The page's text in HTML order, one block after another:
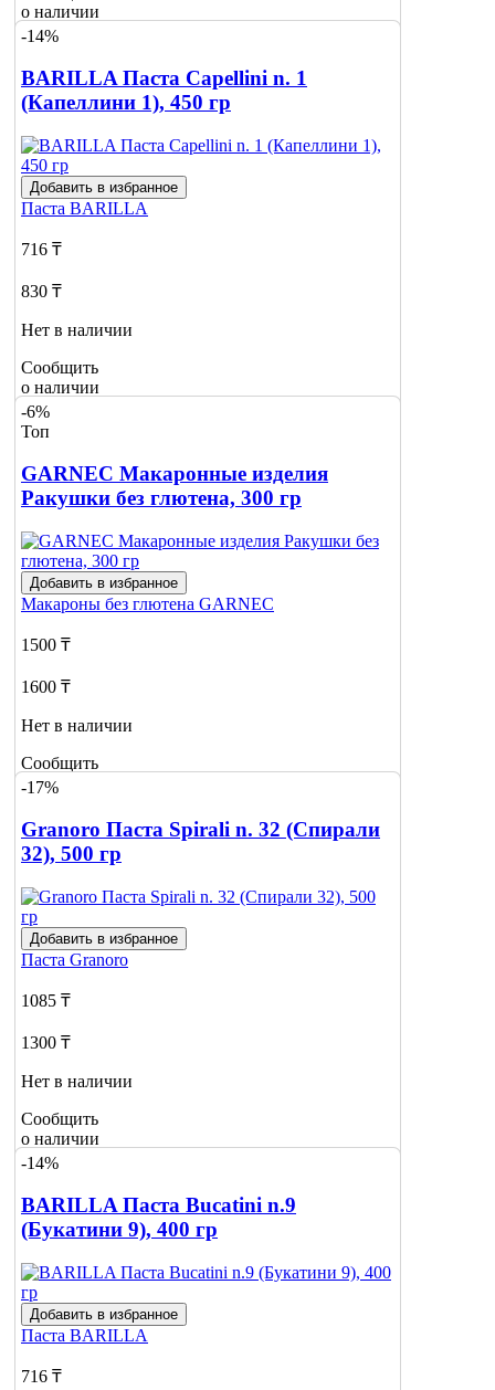
о наличии
-14%
BARILLA Паста Capellini n. 1
(Капеллини 1), 450 гр
Добавить в избранное
Паста BARILLA
716 ₸
830 ₸
Нет в наличии
Сообщить
о наличии
-6%
Топ
GARNEC Макаронные изделия
Ракушки без глютена, 300 гр
Добавить в избранное
Макароны без глютена GARNEC
1500 ₸
1600 ₸
Нет в наличии
Сообщить
о наличии
-17%
Granoro Паста Spirali n. 32 (Спирали
32), 500 гр
Добавить в избранное
Паста Granoro
1085 ₸
1300 ₸
Нет в наличии
Сообщить
о наличии
-14%
BARILLA Паста Bucatini n.9
(Букатини 9), 400 гр
Добавить в избранное
Паста BARILLA
716 ₸